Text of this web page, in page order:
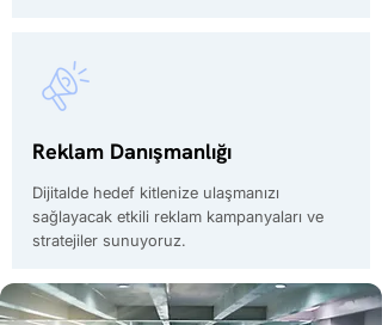
Reklam Danışmanlığı
Dijitalde hedef kitlenize ulaşmanızı
sağlayacak etkili reklam kampanyaları ve
stratejiler sunuyoruz.